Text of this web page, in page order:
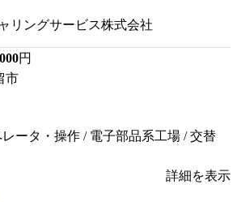
リングサービス株式会社
円
市
ータ・操作 / 電子部品系工場 / 交替
詳細を表示